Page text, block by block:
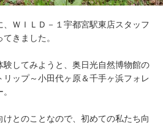
、ＷＩＬＤ－１宇都宮駅東店スタッフ
きました。
してみようと、奥日光自然博物館の
リップ～小田代ヶ原＆千手ヶ浜フォレ
とのことなので、初めての私たち向